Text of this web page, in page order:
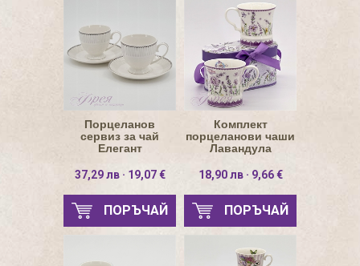
Порцеланов
сервиз за чай
Елегант
37,29 лв · 19,07 €
ПОРЪЧАЙ
Комплект
порцеланови чаши
Лавандула
18,90 лв · 9,66 €
ПОРЪЧАЙ